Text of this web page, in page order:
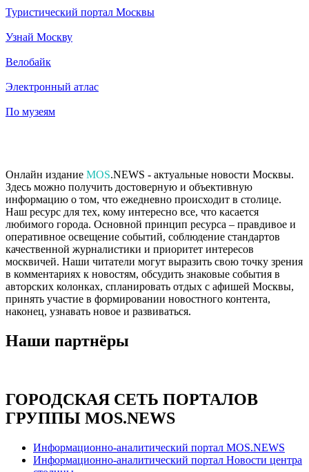
Туристический портал Москвы
Узнай Москву
Велобайк
Электронный атлас
По музеям
Онлайн издание MOS.NEWS - актуальные новости Москвы.
Здесь можно получить достоверную и объективную
информацию о том, что ежедневно происходит в столице.
Наш ресурс для тех, кому интересно все, что касается
любимого города. Основной принцип ресурса – правдивое и
оперативное освещение событий, соблюдение стандартов
качественной журналистики и приоритет интересов
москвичей. Наши читатели могут выразить свою точку зрения
в комментариях к новостям, обсудить знаковые события в
авторских колонках, спланировать отдых с афишей Москвы,
принять участие в формировании новостного контента,
наконец, узнавать новое и развиваться.
Наши партнёры
ГОРОДСКАЯ СЕТЬ ПОРТАЛОВ
ГРУППЫ MOS.NEWS
Информационно-аналитический портал MOS.NEWS
Информационно-аналитический портал Новости центра